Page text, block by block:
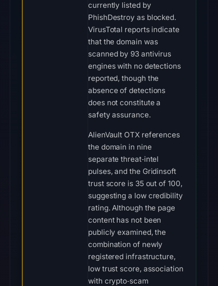
currently listed by
PhishDestroy as blocked.
VirusTotal reports indicate
that the domain was
scanned by 93 antivirus
engines with no detections
reported, though the
absence of detections
does not constitute a
safety assurance.
AlienVault OTX references
the domain in nine
separate threat‑intel
pulses, and the Gridinsoft
trust score is 35 out of 100,
suggesting a low credibility
rating. Although the page
content has not been
publicly examined, the
combination of newly
registered infrastructure,
low trust score, association
with crypto‑scam